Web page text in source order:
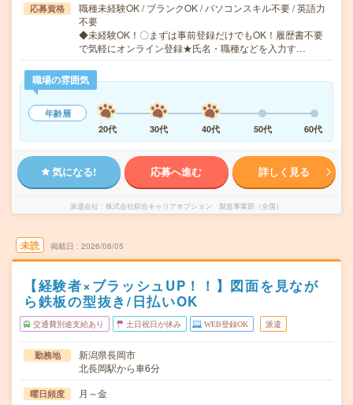
応募資格
職種未経験OK / ブランクOK / パソコンスキル不要 / 英語力
不要
◆未経験OK！〇まずは事前登録だけでもOK！履歴書不要
で気軽にオンライン登録★氏名・職種などを入力す…
職場の雰囲気
年齢層
20代
30代 40代 50代 60代
気になる! 応募へ進む 詳しく見る
派遣会社 株式会社綜合キャリアオプション 製造事業部（全国）
未読 掲載日 2026/08/05
【経験者×ブラッシュUP！！】図面を見なが
ら鉄板の型抜き/日払いOK
交通費別途支給あり 土日祝日が休み WEB登録OK 派遣
勤務地
新潟県長岡市
北長岡駅から車6分
曜日頻度 月～金